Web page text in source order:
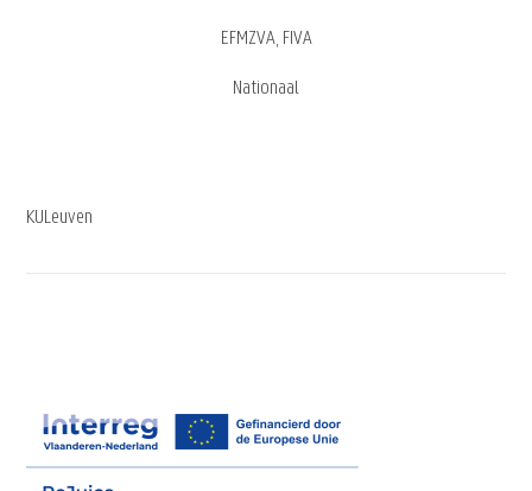
EFMZVA, FIVA
Nationaal
KULeuven